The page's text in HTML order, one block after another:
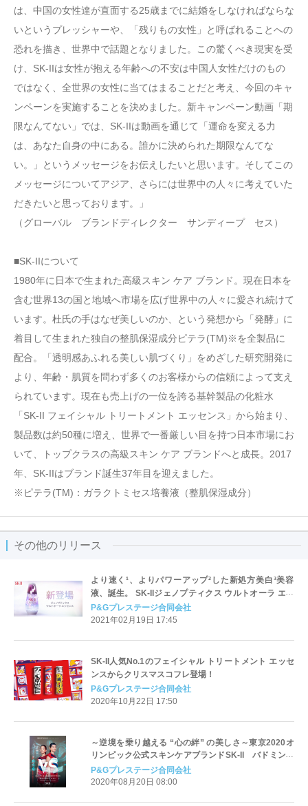
は、中国の女性達が直面する25歳までに結婚をしなければならな
いというプレッシャーや、「残りもの女性」と呼ばれることへの
恐れを描き、世界中で話題となりました。この驚くべき現実を受
け、SK-IIは女性が抱える年齢への不安は中国人女性だけのもの
ではなく、全世界の女性に当てはまることだと考え、今回のキャ
ンペーンを実施することを決めました。新キャンペーン動画「期
限なんてない」では、SK-IIは動画を通じて「運命を変える力
は、あなた自身の中にある。誰かに決められた期限なんてな
い。」というメッセージをお伝えしたいと思います。そしてこの
メッセージについてアジア、さらには世界中の人々に考えていた
だきたいと思っております。」
（グローバル ブランドディレクター サンディープ セス）
■SK-IIについて
1980年に日本で生まれた高級スキン ケア ブランド。現在日本を
含む世界13の国と地域へ市場を広げ世界中の人々に愛され続けて
います。杜氏の手はなぜ美しいのか、という発想から「発酵」に
着目して生まれた独自の整肌保湿成分ピテラ(TM)※を全製品に
配合。「透明感あふれる美しい肌づくり」をめざした研究開発に
より、年齢・肌質を問わず多くのお客様からの信頼によって支え
られています。現在も売上げの一位を誇る基幹製品の化粧水
「SK-II フェイシャル トリートメント エッセンス」から始まり、
製品数は約50種に増え、世界で一番厳しい目を持つ日本市場にお
いて、トップクラスの高級スキン ケア ブランドへと成長。2017
年、SK-IIはブランド誕生37年目を迎えました。
※ピテラ(TM)：ガラクトミセス培養液（整肌保湿成分）
その他のリリース
より速く¹、よりパワーアップ²した新処方美白³美容
液、誕生。 SK-IIジェノプティクス ウルトオーラ エッ
センス 輝きがあふれ出すオーラ肌の頂点を目指して。
P&Gプレステージ合同会社
2021年02月19日 17:45
SK-II人気No.1のフェイシャル トリートメント エッセ
ンスからクリスマスコフレ登場！
P&Gプレステージ合同会社
2020年10月22日 17:50
～逆境を乗り越える “心の絆” の美しさ～東京2020オ
リンピック公式スキンケアブランドSK-II バドミント
ンペア 高橋礼華と松友美佐紀を称えるトリビュート動
画『VS MACHINES』を公開
P&Gプレステージ合同会社
2020年08月20日 08:00